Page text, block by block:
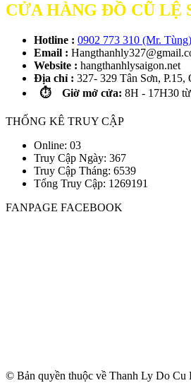
CỬA HÀNG ĐỒ CŨ LỆ
Hotline : 0902 773 310 (Mr. Tùng)
Email :
Website : hangthanhlysaigon.net
Địa chỉ : 327- 329 Tân Sơn,
⏱️ Giờ mở cửa: 8H - 17H30
THỐNG KÊ TRUY CẬP
Online: 03
Truy Cập Ngày: 367
Truy Cập Tháng: 6539
Tổng Truy Cập: 1 269191
FANPAGE FACEBOOK
© Bản quyền thuộc về Thanh Ly Do Cu